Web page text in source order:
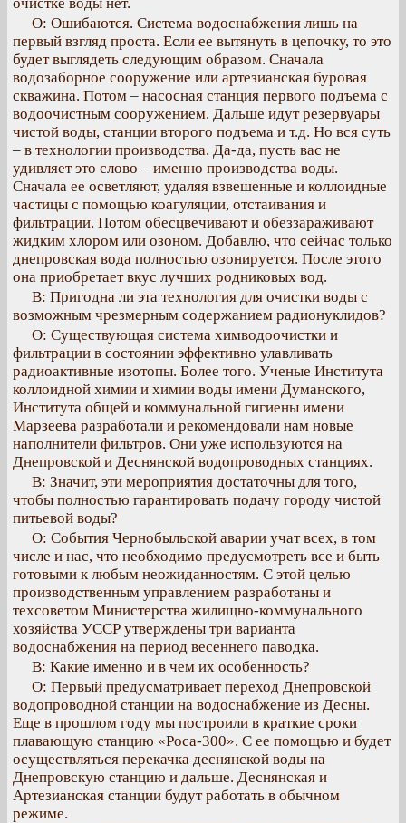
О: Ошибаются. Система водоснабжения лишь на
первый взгляд проста. Если ее вытянуть в цепочку, то это
будет выглядеть следующим образом. Сначала
водозаборное сооружение или артезианская буровая
скважина. Потом – насосная станция первого подъема с
водоочистным сооружением. Дальше идут резервуары
чистой воды, станции второго подъема и т.д. Но вся суть
– в технологии производства. Да-да, пусть вас не
удивляет это слово – именно производства воды.
Сначала ее осветляют, удаляя взвешенные и коллоидные
частицы с помощью коагуляции, отстаивания и
фильтрации. Потом обесцвечивают и обеззараживают
жидким хлором или озоном. Добавлю, что сейчас только
днепровская вода полностью озонируется. После этого
она приобретает вкус лучших родниковых вод.
В: Пригодна ли эта технология для очистки воды с
возможным чрезмерным содержанием радионуклидов?
О: Существующая система химводоочистки и
фильтрации в состоянии эффективно улавливать
радиоактивные изотопы. Более того. Ученые Института
коллоидной химии и химии воды имени Думанского,
Института общей и коммунальной гигиены имени
Марзеева разработали и рекомендовали нам новые
наполнители фильтров. Они уже используются на
Днепровской и Деснянской водопроводных станциях.
В: Значит, эти мероприятия достаточны для того,
чтобы полностью гарантировать подачу городу чистой
питьевой воды?
О: События Чернобыльской аварии учат всех, в том
числе и нас, что необходимо предусмотреть все и быть
готовыми к любым неожиданностям. С этой целью
производственным управлением разработаны и
техсоветом Министерства жилищно-коммунального
хозяйства УССР утверждены три варианта
водоснабжения на период весеннего паводка.
В: Какие именно и в чем их особенность?
О: Первый предусматривает переход Днепровской
водопроводной станции на водоснабжение из Десны.
Еще в прошлом году мы построили в краткие сроки
плавающую станцию «Роса-300». С ее помощью и будет
осуществляться перекачка деснянской воды на
Днепровскую станцию и дальше. Деснянская и
Артезианская станции будут работать в обычном
режиме.